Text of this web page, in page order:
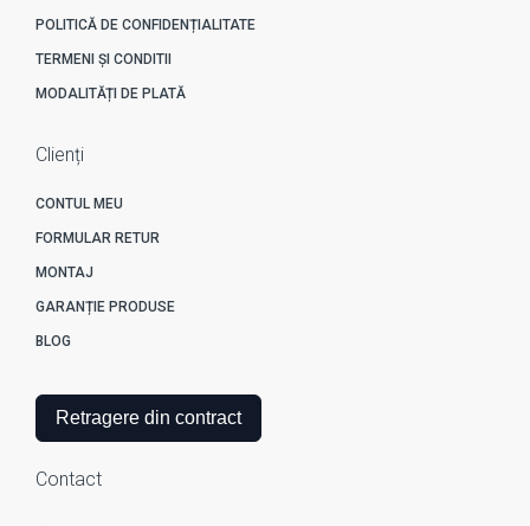
POLITICĂ DE CONFIDENȚIALITATE
TERMENI ȘI CONDITII
MODALITĂȚI DE PLATĂ
Clienți
CONTUL MEU
FORMULAR RETUR
MONTAJ
GARANȚIE PRODUSE
BLOG
Retragere din contract
Contact